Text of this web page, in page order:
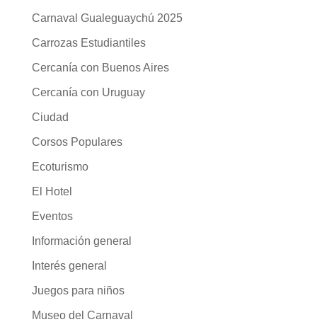
Carnaval Gualeguaychú 2025
Carrozas Estudiantiles
Cercanía con Buenos Aires
Cercanía con Uruguay
Ciudad
Corsos Populares
Ecoturismo
El Hotel
Eventos
Información general
Interés general
Juegos para niños
Museo del Carnaval